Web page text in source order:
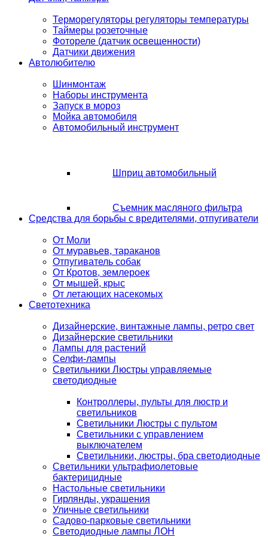
Терморегуляторы регуляторы температуры
Таймеры розеточные
Фотореле (датчик освещенности)
Датчики движения
Автолюбителю
Шинмонтаж
Наборы инструмента
Запуск в мороз
Мойка автомобиля
Автомобильный инструмент
Шприц автомобильный
Съемник масляного фильтра
Средства для борьбы с вредителями, отпугиватели
От Моли
От муравьев, тараканов
Отпугиватель собак
От Кротов, землероек
От мышей, крыс
От летающих насекомых
Светотехника
Дизайнерские, винтажные лампы, ретро свет
Дизайнерские светильники
Лампы для растений
Селфи-лампы
Светильники Люстры управляемые
светодиодные
Контроллеры, пульты для люстр и
светильников
Светильники Люстры с пультом
Светильники с управлением
выключателем
Светильники, люстры, бра светодиодные
Светильники ультрафиолетовые
бактерицидные
Настольные светильники
Гирлянды, украшения
Уличные светильники
Садово-парковые светильники
Светодиодные лампы ЛОН